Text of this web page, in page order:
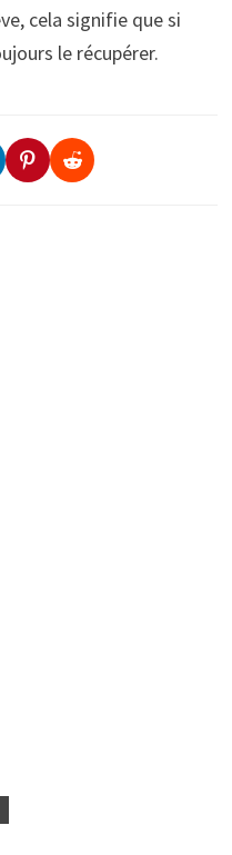
cela signifie que si
le récupérer.